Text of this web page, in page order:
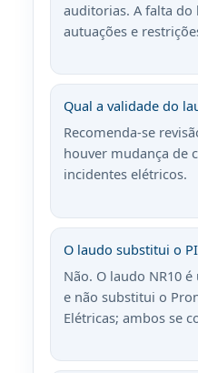
auditorias. A falta
autuações e
Qual a validade do
Recomenda-se
houver mudança de
incidentes elétricos.
O laudo substitui o
Não. O laudo NR10
e não substitui o
Elétricas; ambos se